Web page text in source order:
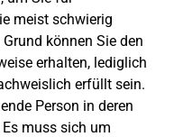
meist schwierig
können Sie den
erhalten, lediglich
erfüllt sein.
Person in deren
muss sich um